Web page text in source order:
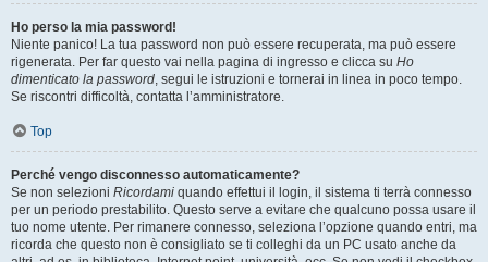
Ho perso la mia password!
Niente panico! La tua password non può essere recuperata, ma può essere
rigenerata. Per far questo vai nella pagina di ingresso e clicca su Ho
dimenticato la password, segui le istruzioni e tornerai in linea in poco tempo.
Se riscontri difficoltà, contatta l’amministratore.
Top
Perché vengo disconnesso automaticamente?
Se non selezioni Ricordami quando effettui il login, il sistema ti terrà connesso
per un periodo prestabilito. Questo serve a evitare che qualcuno possa usare il
tuo nome utente. Per rimanere connesso, seleziona l’opzione quando entri, ma
ricorda che questo non è consigliato se ti colleghi da un PC usato anche da